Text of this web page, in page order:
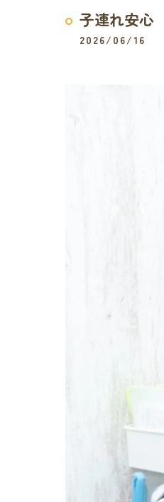
子連れ安心
2026/06/16